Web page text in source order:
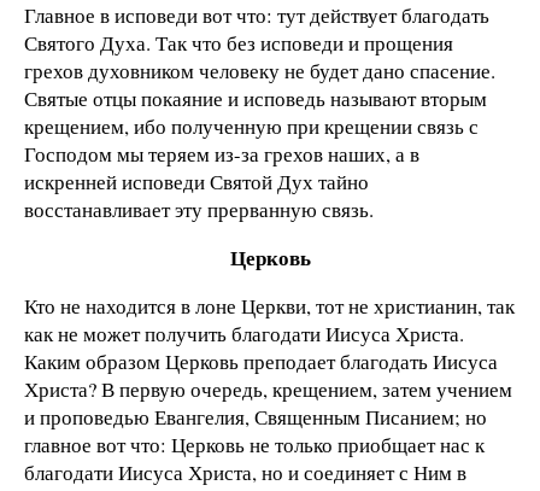
Главное в исповеди вот что: тут действует благодать
Святого Духа. Так что без исповеди и прощения
грехов духовником человеку не будет дано спасение.
Святые отцы покаяние и исповедь называют вторым
крещением, ибо полученную при крещении связь с
Господом мы теряем из-за грехов наших, а в
искренней исповеди Святой Дух тайно
восстанавливает эту прерванную связь.
Церковь
Кто не находится в лоне Церкви, тот не христианин, так
как не может получить благодати Иисуса Христа.
Каким образом Церковь преподает благодать Иисуса
Христа? В первую очередь, крещением, затем учением
и проповедью Евангелия, Священным Писанием; но
главное вот что: Церковь не только приобщает нас к
благодати Иисуса Христа, но и соединяет с Ним в